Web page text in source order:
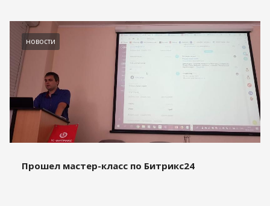
новости
Прошел мастер-класс по Битрикс24